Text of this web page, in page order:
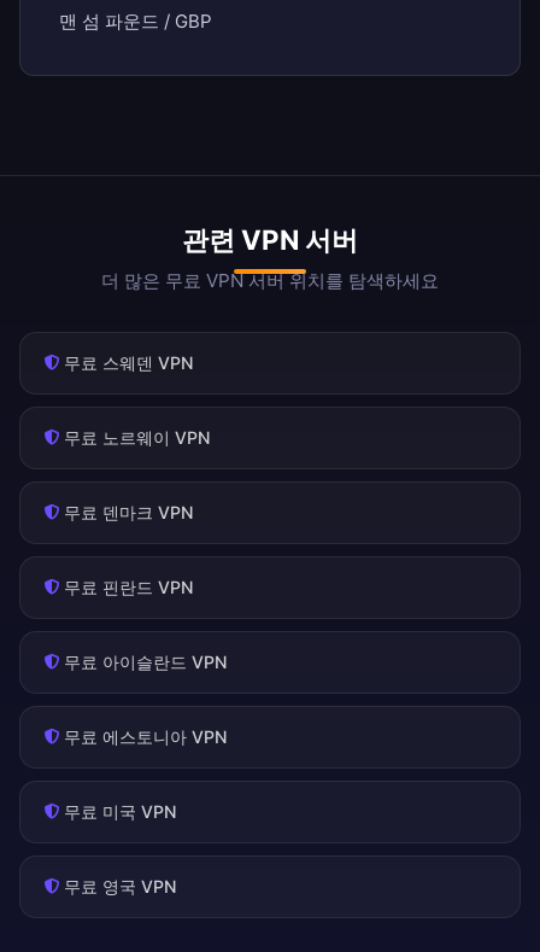
맨 섬 파운드 / GBP
관련 VPN 서버
더 많은 무료 VPN 서버 위치를 탐색하세요
무료 스웨덴 VPN
무료 노르웨이 VPN
무료 덴마크 VPN
무료 핀란드 VPN
무료 아이슬란드 VPN
무료 에스토니아 VPN
무료 미국 VPN
무료 영국 VPN